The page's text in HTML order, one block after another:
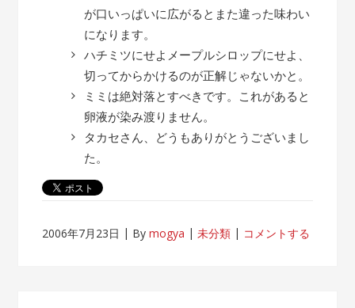
が口いっぱいに広がるとまた違った味わい
になります。
ハチミツにせよメープルシロップにせよ、
切ってからかけるのが正解じゃないかと。
ミミは絶対落とすべきです。これがあると
卵液が染み渡りません。
タカセさん、どうもありがとうございまし
た。
2006年7月23日 Bymogya 未分類 コメントする